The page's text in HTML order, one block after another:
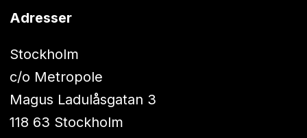
Adresser
Stockholm
c/o Metropole
Magus Ladulåsgatan 3
118 63 Stockholm